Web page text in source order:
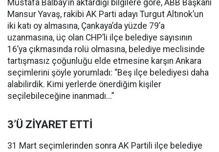
Mustafa Balbay’ın aktardığı bilgilere göre, ABB Başkanı
Mansur Yavaş, rakibi AK Parti adayı Turgut Altınok’un
iki katı oy almasına, Çankaya’da yüzde 79’a
uzanmasına, üç olan CHP’li ilçe belediye sayısının
16’ya çıkmasında rolü olmasına, belediye meclisinde
tartışmasız çoğunluğu elde etmesine karşın Ankara
seçimlerini şöyle yorumladı: “Beş ilçe belediyesi daha
alabilirdik. Kimi yerlerde önerdiğim kişiler
seçilebileceğine inanmadı...”
3’Ü ZİYARET ETTİ
31 Mart seçimlerinden sonra AK Partili ilçe belediye